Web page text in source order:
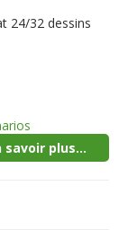
24/32 dessins
savoir plus...